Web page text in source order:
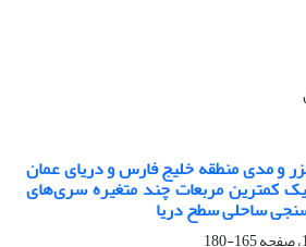
و مدی منطقه خلیج فارس و دریای عمان
کمترین مربعات چند متغیره سری‌های
ساحلی سطح دریا